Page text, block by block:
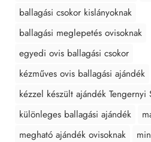
ballagási csokor kislányoknak
ballagási meglepetés ovisoknak
egyedi ovis ballagási csokor
kézműves ovis ballagási ajándék
kézzel készült ajándék Tengernyi
különleges ballagási ajándék
megható ajándék ovisoknak